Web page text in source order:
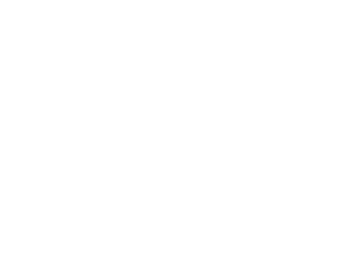
å forminske.
for å forminske.